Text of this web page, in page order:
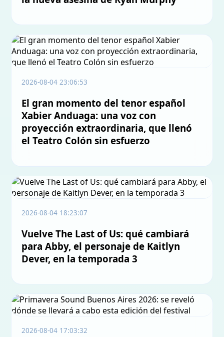
2026-08-04 23:06:53
El gran momento del tenor español
Xabier Anduaga: una voz con
proyección extraordinaria, que llenó
el Teatro Colón sin esfuerzo
2026-08-04 18:23:07
Vuelve The Last of Us: qué cambiará
para Abby, el personaje de Kaitlyn
Dever, en la temporada 3
2026-08-04 17:03:32